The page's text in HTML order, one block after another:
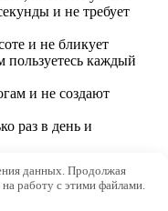
и не требует
и не бликует
пользуетесь каждый
и не создают
раз в день и
данных. Продолжая
на работу с этими файлами.